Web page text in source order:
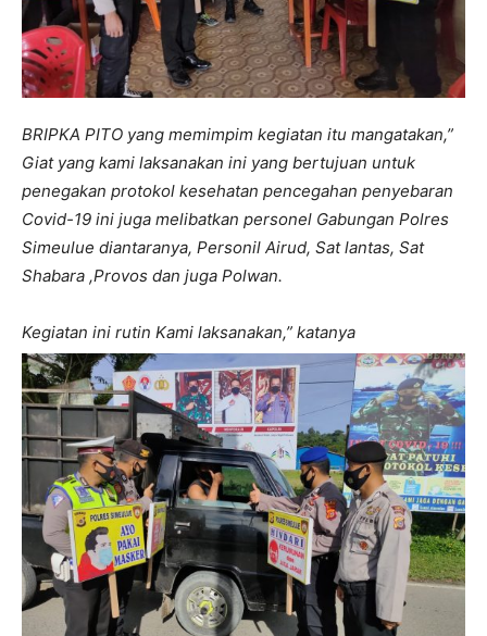
BRIPKA PITO yang memimpim kegiatan itu mangatakan,”
Giat yang kami laksanakan ini yang bertujuan untuk
penegakan protokol kesehatan pencegahan penyebaran
Covid-19 ini juga melibatkan personel Gabungan Polres
Simeulue diantaranya, Personil Airud, Sat lantas, Sat
Shabara ,Provos dan juga Polwan.
Kegiatan ini rutin Kami laksanakan,” katanya